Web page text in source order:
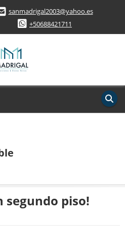
sanmadrigal2003@yahoo.es
+50688421711
piso!